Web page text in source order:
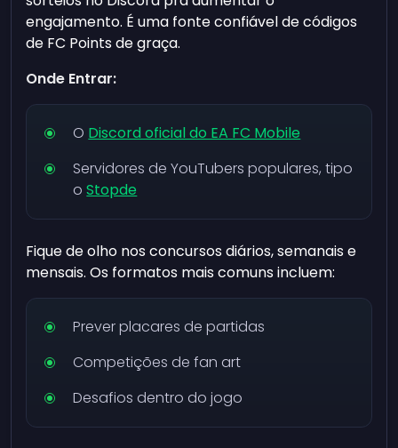
engajamento. É uma fonte confiável de códigos
de FC Points de graça.
Onde Entrar:
O Discord oficial do EA FC Mobile
Servidores de YouTubers populares, tipo
oStopde
Fique de olho nos concursos diários, semanais e
mensais. Os formatos mais comuns incluem:
Prever placares de partidas
Competições de fan art
Desafios dentro do jogo